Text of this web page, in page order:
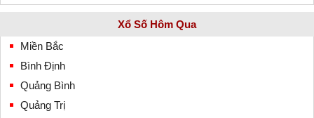
Xổ Số Hôm Qua
Miền Bắc
Bình Định
Quảng Bình
Quảng Trị